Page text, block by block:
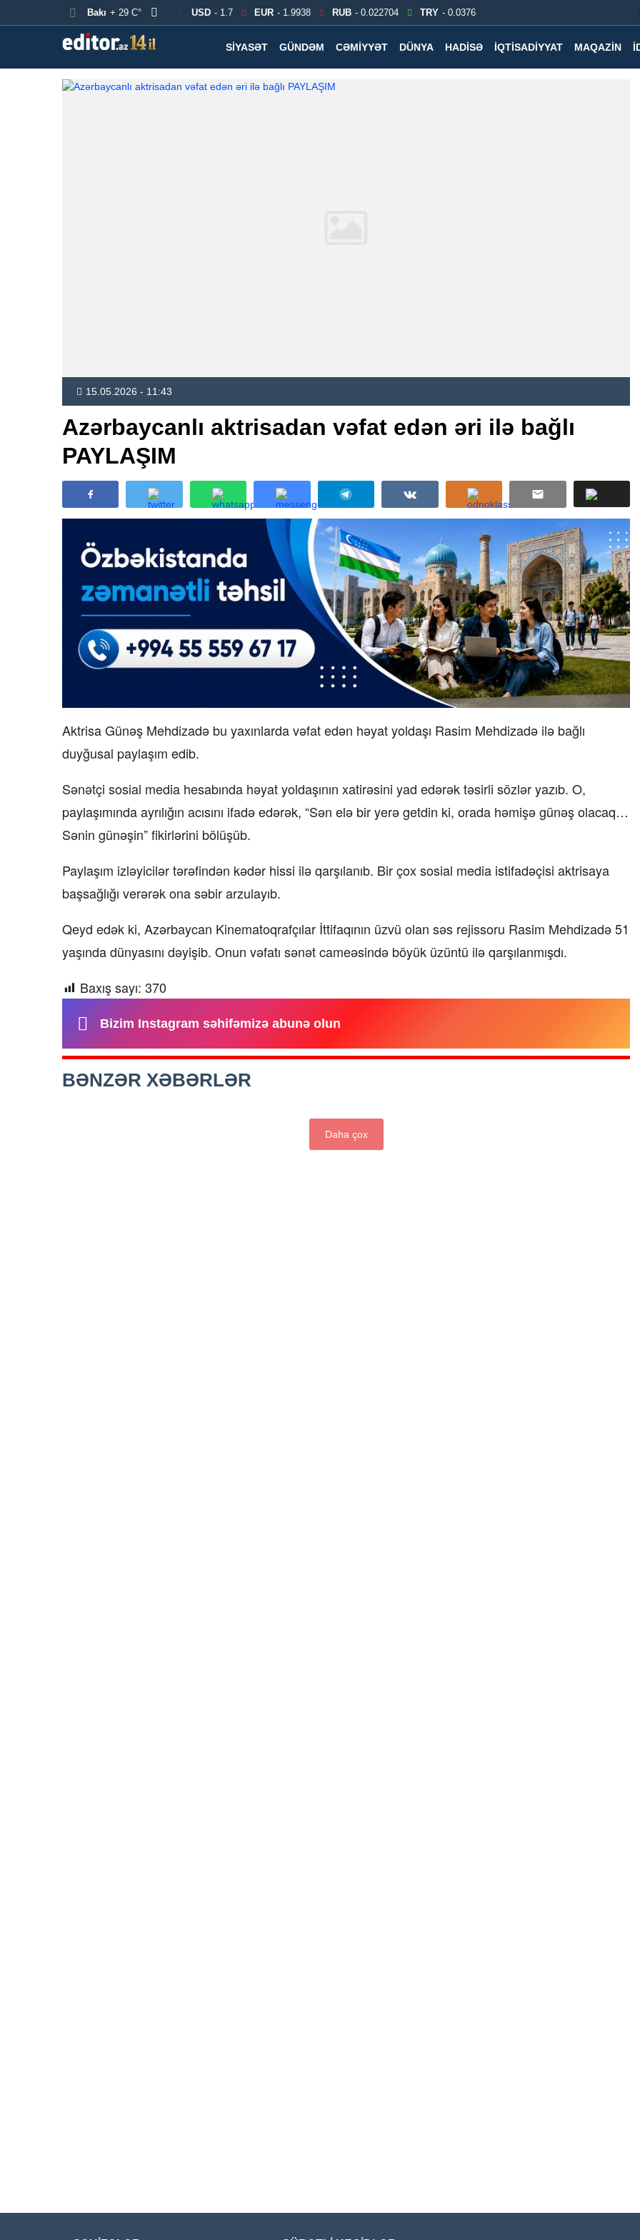
Bakı + 29 C° USD - 1.7 EUR - 1.9938 RUB - 0.022704 TRY - 0.0376
SIYASƏT GÜNDƏM CƏMIYYƏT DÜNYA HADISƏ İQTISADIYYAT MAQAZIN
15.05.2026 - 11:43
Azərbaycanlı aktrisadan vəfat edən əri ilə bağlı
PAYLAŞIM
Aktrisa Günəş Mehdizadə bu yaxınlarda vəfat edən həyat yoldaşı Rasim Mehdizadə ilə bağlı
duyğusal paylaşım edib.
Sənətçi sosial media hesabında həyat yoldaşının xatirəsini yad edərək təsirli sözlər yazıb. O,
paylaşımında ayrılığın acısını ifadə edərək, “Sən elə bir yerə getdin ki, orada həmişə günəş olacaq…
Sənin günəşin” fikirlərini bölüşüb.
Paylaşım izləyicilər tərəfindən kədər hissi ilə qarşılanıb. Bir çox sosial media istifadəçisi aktrisaya
başsağlığı verərək ona səbir arzulayıb.
Qeyd edək ki, Azərbaycan Kinematoqrafçılar İttifaqının üzvü olan səs rejissoru Rasim Mehdizadə 51
yaşında dünyasını dəyişib. Onun vəfatı sənət cameəsində böyük üzüntü ilə qarşılanmışdı.
Baxış sayı: 370
Bizim Instagram səhifəmizə abunə olun
BƏNZƏR XƏBƏRLƏR
Daha çox